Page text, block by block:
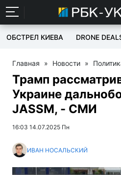
ОБСТРЕЛ КИЕВА DRONE
Главная » Новости »
Трамп
Украине
JASSM, - СМИ
16:03 14.07.2025 Пн
ИВАН НОСАЛЬСКИЙ